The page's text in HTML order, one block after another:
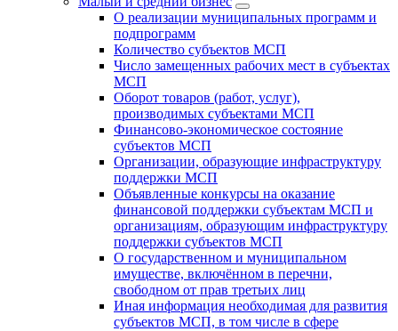
О реализации муниципальных программ и
подпрограмм
Количество субъектов МСП
Число замещенных рабочих мест в субъектах
МСП
Оборот товаров (работ, услуг),
производимых субъектами МСП
Финансово-экономическое состояние
субъектов МСП
Организации, образующие инфраструктуру
поддержки МСП
Объявленные конкурсы на оказание
финансовой поддержки субъектам МСП и
организациям, образующим инфраструктуру
поддержки субъектов МСП
О государственном и муниципальном
имуществе, включённом в перечни,
свободном от прав третьих лиц
Иная информация необходимая для развития
субъектов МСП, в том числе в сфере